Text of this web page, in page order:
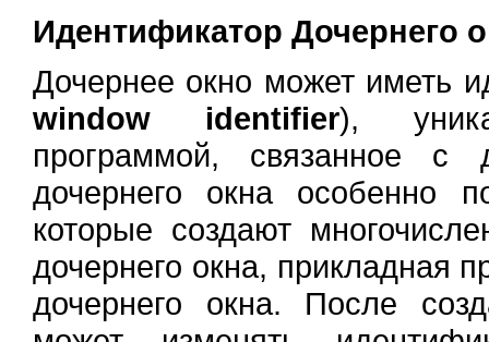
Идентификатор Дочернего
Дочернее окно может иметь
window identifier),
программой, связанное с
дочернего окна особенно
которые создают
дочернего окна, прикладная
дочернего окна. После